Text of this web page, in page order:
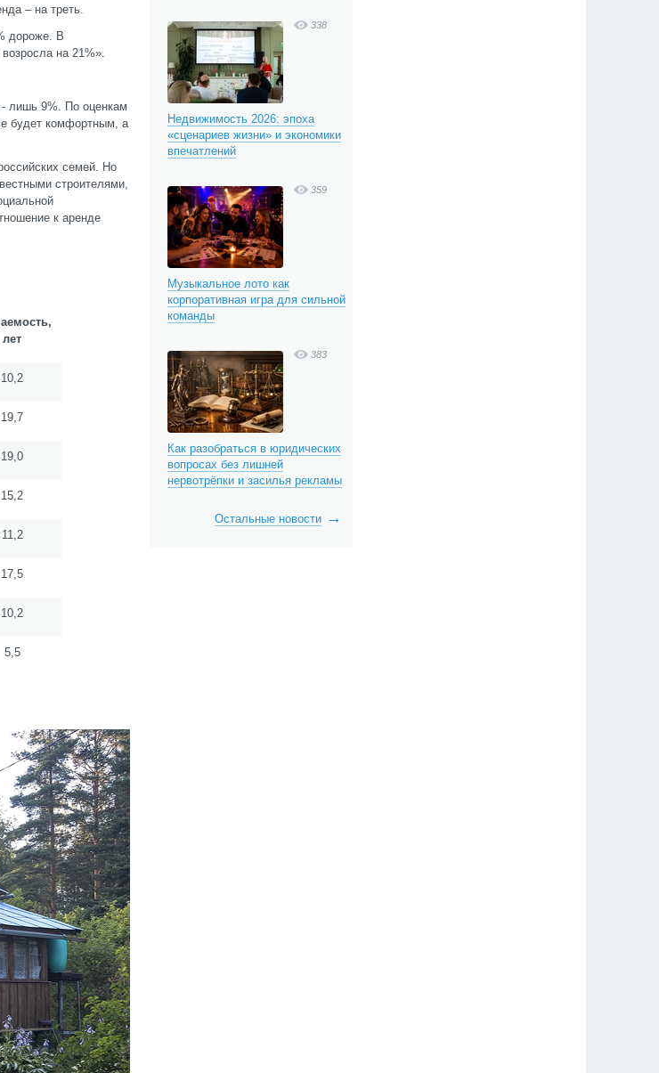
– на треть.
дороже. В
на 21%».
лишь 9%. По оценкам
будет комфортным, а
семей. Но
строителями,
к аренде
лет
10,2
19,7
19,0
15,2
11,2
17,5
10,2
5,5
338
Недвижимость 2026: эпоха
«сценариев жизни» и экономики
впечатлений
359
Музыкальное лото как
корпоративная игра для сильной
команды
383
Как разобраться в юридических
вопросах без лишней
нервотрёпки и засилья рекламы
Остальные новости